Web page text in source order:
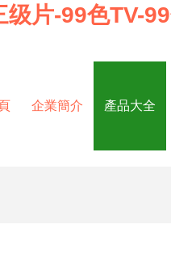
片-99色TV-
企業簡介 產品大全